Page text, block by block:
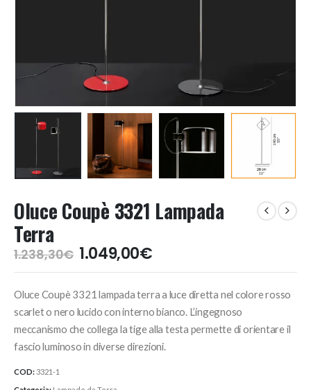
Oluce Coupè 3321 Lampada
Terra
1.238,30€ Il
prezzo
era:
1.238,30€.
1.049,00€Il
prezzo
è:
1.049,00€.
Oluce Coupè 3321 lampada terra a luce diretta nel colore rosso
scarlet o nero lucido con interno bianco. L’ingegnoso
meccanismo che collega la tige alla testa permette di orientare il
fascio luminoso in diverse direzioni.
COD:3321-1